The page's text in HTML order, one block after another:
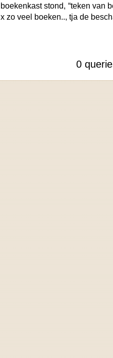
boekenkast stond, “teken van
x zo veel boeken.., tja de
0